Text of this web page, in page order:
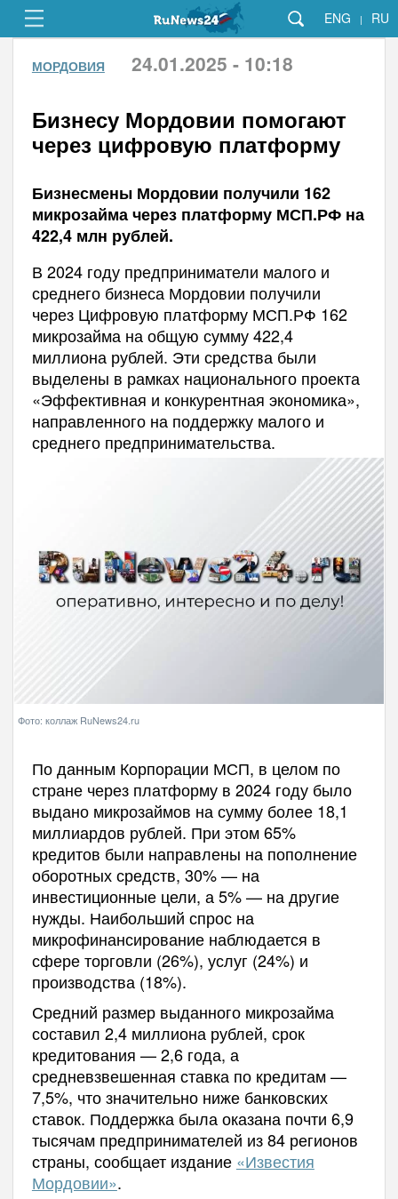
ENG | RU
МОРДОВИЯ 24.01.2025 - 10:18
Бизнесу Мордовии помогают
через цифровую платформу
Бизнесмены Мордовии получили 162
микрозайма через платформу МСП.РФ на
422,4 млн рублей.
В 2024 году предприниматели малого и
среднего бизнеса Мордовии получили
через Цифровую платформу МСП.РФ 162
микрозайма на общую сумму 422,4
миллиона рублей. Эти средства были
выделены в рамках национального проекта
«Эффективная и конкурентная экономика»,
направленного на поддержку малого и
среднего предпринимательства.
Фото: коллаж RuNews24.ru
По данным Корпорации МСП, в целом по
стране через платформу в 2024 году было
выдано микрозаймов на сумму более 18,1
миллиардов рублей. При этом 65%
кредитов были направлены на пополнение
оборотных средств, 30% — на
инвестиционные цели, а 5% — на другие
нужды. Наибольший спрос на
микрофинансирование наблюдается в
сфере торговли (26%), услуг (24%) и
производства (18%).
Средний размер выданного микрозайма
составил 2,4 миллиона рублей, срок
кредитования — 2,6 года, а
средневзвешенная ставка по кредитам —
7,5%, что значительно ниже банковских
ставок. Поддержка была оказана почти 6,9
тысячам предпринимателей из 84 регионов
страны, сообщает издание «Известия
Мордовии».